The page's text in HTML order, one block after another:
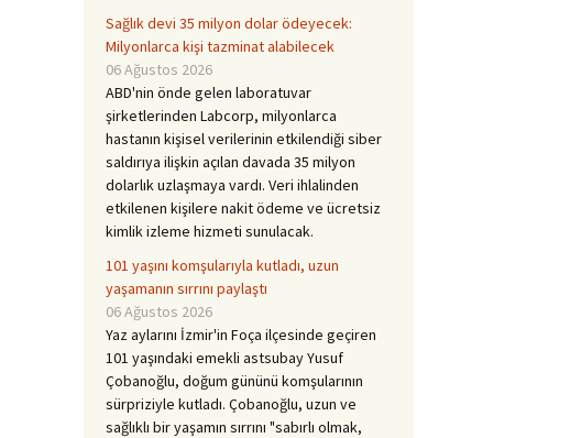
Sağlık devi 35 milyon dolar ödeyecek:
Milyonlarca kişi tazminat alabilecek
06 Ağustos 2026
ABD'nin önde gelen laboratuvar
şirketlerinden Labcorp, milyonlarca
hastanın kişisel verilerinin etkilendiği siber
saldırıya ilişkin açılan davada 35 milyon
dolarlık uzlaşmaya vardı. Veri ihlalinden
etkilenen kişilere nakit ödeme ve ücretsiz
kimlik izleme hizmeti sunulacak.
101 yaşını komşularıyla kutladı, uzun
yaşamanın sırrını paylaştı
06 Ağustos 2026
Yaz aylarını İzmir'in Foça ilçesinde geçiren
101 yaşındaki emekli astsubay Yusuf
Çobanoğlu, doğum gününü komşularının
sürpriziyle kutladı. Çobanoğlu, uzun ve
sağlıklı bir yaşamın sırrını "sabırlı olmak,